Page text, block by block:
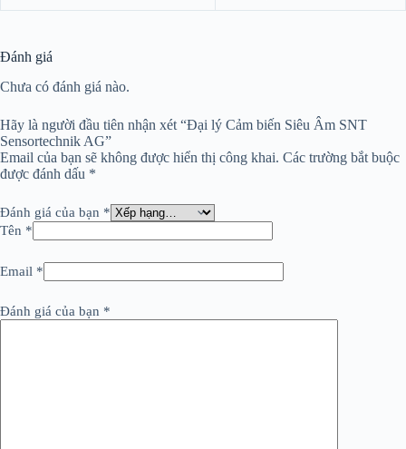
Đánh giá
Chưa có đánh giá nào.
Hãy là người đầu tiên nhận xét “Đại lý Cảm biến Siêu Âm SNT
Sensortechnik AG”
Email của bạn sẽ không được hiển thị công khai. Các trường bắt buộc
được đánh dấu *
Đánh giá của bạn *
Tên *
Email *
Đánh giá của bạn *